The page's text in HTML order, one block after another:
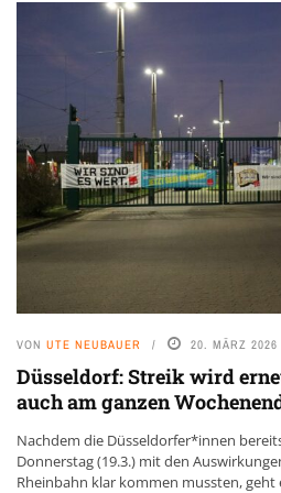
VON UTE NEUBAUER 20. MÄRZ 2026
Düsseldorf: Streik wird
auch am ganzen
Nachdem die Düsseldorfer*innen
Donnerstag (19.3.) mit den
Rheinbahn klar kommen mussten, geht